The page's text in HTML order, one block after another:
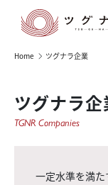
Home ツグナラ企業
ツグナラ企
TGNR Companies
一定水準を満